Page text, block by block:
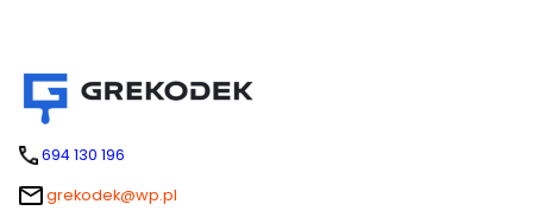
694 130 196
grekodek@wp.pl